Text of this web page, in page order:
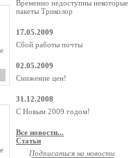
Временно недоступны некоторые
пакеты Триколор
17.05.2009
Сбой работы почты
02.05.2009
Снижение цен!
31.12.2008
С Новым 2009 годом!
Все новости...
Статьи
Подписаться на новости